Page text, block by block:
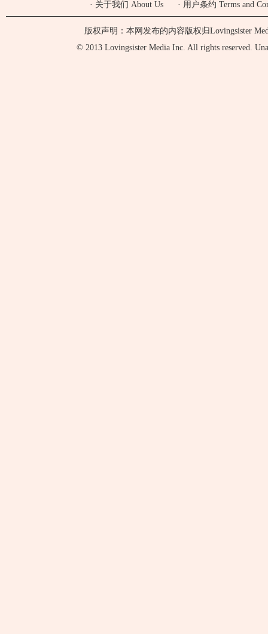
· 关于我们 About Us · 用户条约 Terms and
版权声明：本网发布的内容版权归Lovingsister
© 2013 Lovingsister Media Inc. All rights reserved.